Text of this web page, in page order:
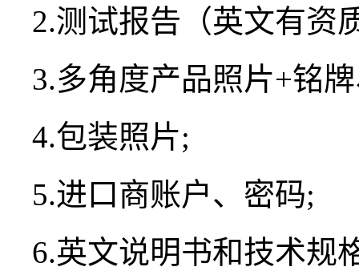
2.测试报告（英文有资
3.多角度产品照片+铭
4.包装照片;
5.进口商账户、密码;
6.英文说明书和技术规